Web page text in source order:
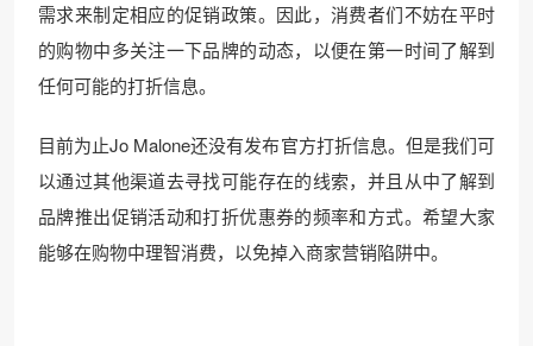
需求来制定相应的促销政策。因此，消费者们不妨在平时
的购物中多关注一下品牌的动态，以便在第一时间了解到
任何可能的打折信息。
目前为止Jo Malone还没有发布官方打折信息。但是我们可
以通过其他渠道去寻找可能存在的线索，并且从中了解到
品牌推出促销活动和打折优惠券的频率和方式。希望大家
能够在购物中理智消费，以免掉入商家营销陷阱中。